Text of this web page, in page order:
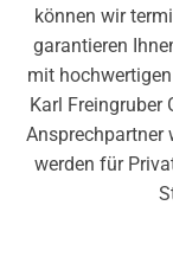
können wir
garantieren
mit
Karl Freingruber
Ansprechpartner
werden für